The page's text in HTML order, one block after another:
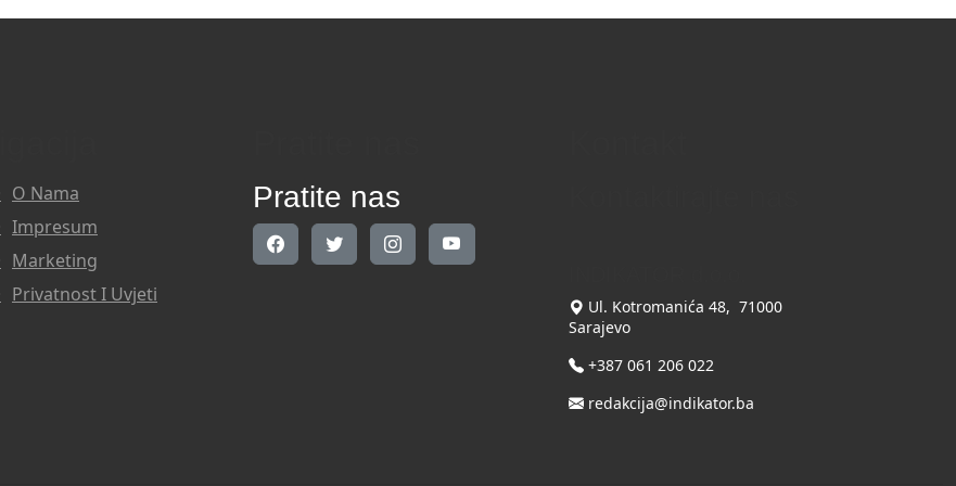
O Nama
Impresum
Marketing
Privatnost I Uvjeti
Pratite nas
Ul. Kotromanića 48, 71000
Sarajevo
+387 061 206 022
redakcija@indikator.ba